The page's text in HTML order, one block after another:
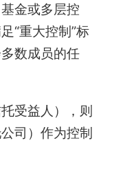
基金或多层控
“重大控制”标
数成员的任
受益人），则
公司）作为控制